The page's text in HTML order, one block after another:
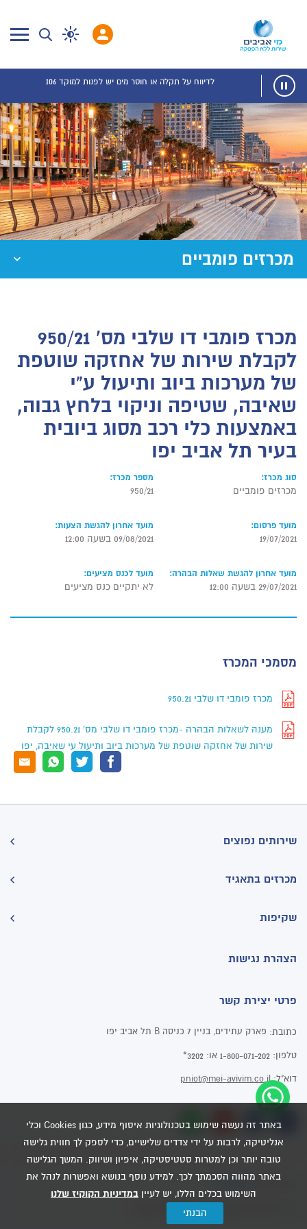
לדיווח על תקלה או חוסר מים יש לפנות למוקד 106
מכרזים פומביים
מכרז פומבי דו שלבי מס' 950/21
לקבלת שירות של אחזקה שוטפת
של מערכות ביוב ותיעול ע"י
שאיבה, שטיפה וניקוי בלחץ גבוה,
באמצעות כלי רכב מסוג ביובית
בעיר תל אביב יפו
סוג מכרז:
מכרזים פומביים
מספר מכרז:
950/21
מועד פרסום:
19/07/2021
מועד אחרון להגשת הצעות:
09/08/2021 בשעה 12:00
מועד אחרון להגשת שאלות הבהרה:
29/07/2021 בשעה 12:00
מועד לכנס מציעים:
לא יתקיים כנס מציעים
מסמכי המכרז
מכרז פומבי דו שלבי 950.21
מענה לשאלות הבהרה -מכרז פומבי דו שלבי מס' 950.21 לקבלת
שירות של אחזקה שוטפת של מערכות ביוב ותיעול עי שאיבה, יפו
שירותים נפוצים
מכרזים בתאגיד
שקיפות
הצהרת נגישות
פרטי יצירת קשר
כתובת: פארק עתידים, בניין 7 כניסה B תל אביב יפו
טלפון: 1-800-071-202 או: 3202*
דוא"ל: pniot@mei-avivim.co.il
כל הזכויות שמורות - מי אביבים 2020
Dooble
באתר זה נעשה שימוש בטכנולוגיות איסוף מידע, כגון Cookies וכלי
אנליטיקה, לרבות על ידי צדדים שלישיים, כדי לספק לך חווית גלישה
טובה יותר וכן למטרות סטטיסטיקה, איפיון ושיווק. המשך הגלישה
באתר מהווה הסכמתך לכך. למידע נוסף בנושא ואפשרות לנהל את
השימוש בכלים הללו, יש לעיין במדיניות הקוקיז שלנו
הבנתי